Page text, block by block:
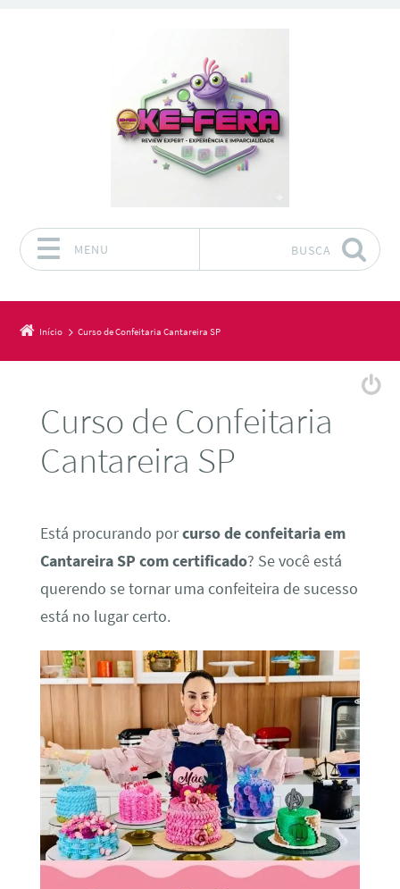
MENU BUSCA
Início Curso de Confeitaria Cantareira SP
Curso de Confeitaria
Cantareira SP
Está procurando porcurso de confeitaria em
Cantareira SP com certificado? Se você está
querendo se tornar uma confeiteira de sucesso
está no lugar certo.